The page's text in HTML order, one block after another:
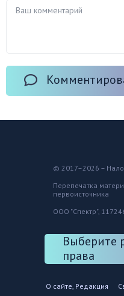
© 2017–2026 –
Перепечатка
первоисточника
ООО "Спектр",
Выберите
права
О сайте, Редакция